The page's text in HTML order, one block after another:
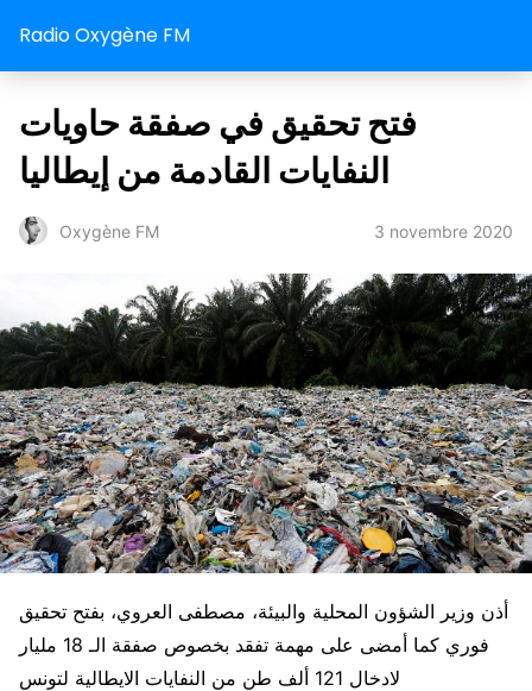
Radio Oxygène FM
فتح تحقيق في صفقة حاویات
النفایات القادمة من إيطاليا
Oxygène FM 3 novembre 2020
أذن وزير الشؤون المحلية والبيئة، مصطفى العروي، بفتح تحقيق
فوري كما أمضى على مهمة تفقد بخصوص صفقة الـ 18 مليار
لادخال 121 ألف طن من النفايات الايطالية لتونس